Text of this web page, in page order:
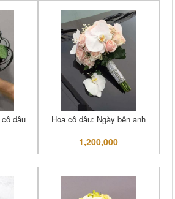
dâu Hoa cô dâu: Ngày bên anh
1,200,000